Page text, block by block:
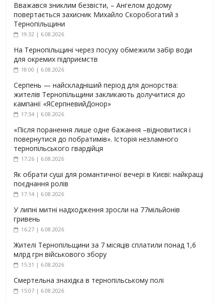
Вважався зниклим безвісти, – Ангелом додому
повертається захисник Михайло Скоробогатий з
Тернопільщини
19:32 | 6.08.2026
На Тернопільщині через посуху обмежили забір води
для окремих підприємств
18:00 | 6.08.2026
Серпень — найскладніший період для донорства:
жителів Тернопільщини закликають долучитися до
кампанії «ЯСерпневийДонор»
17:34 | 6.08.2026
«Після поранення лише одне бажання –відновитися і
повернутися до побратимів». Історія незламного
тернопільського гвардійця
17:26 | 6.08.2026
Як обрати суші для романтичної вечері в Києві: найкращі
поєднання ролів
17:14 | 6.08.2026
У липні митні надходження зросли на 77мільйонів
гривень
16:27 | 6.08.2026
Жителі Тернопільщини за 7 місяців сплатили понад 1,6
млрд грн військового збору
15:31 | 6.08.2026
Смертельна знахідка в тернопільському полі
15:07 | 6.08.2026